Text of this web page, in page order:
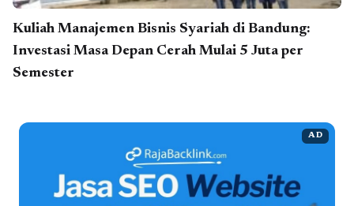
Kuliah Manajemen Bisnis Syariah di Bandung:
Investasi Masa Depan Cerah Mulai 5 Juta per
Semester
AD